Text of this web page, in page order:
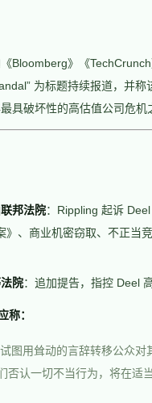
Bloomberg》《
为标题持续报道，并称
具破坏性的高估值公司危机
邦法院：Rippling 起诉
》、商业机密窃取、不正当
院：追加提告，指控 Deel
称：
图用耸动的言辞转移公众对
否认一切不当行为，将在适